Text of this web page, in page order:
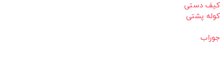
کیف دستی
کوله پشتی
جوراب